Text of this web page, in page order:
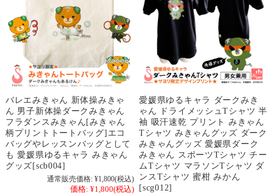
バレエみきゃん 新体操みきゃ
ん 男子新体操ダークみきゃん
フラダンスみきゃん[みきゃん
柄プリントトートバッグ]エコ
バッグやレッスンバッグとして
も 愛媛県ゆるキャラ みきゃん
グッズ[scb004]
通常販売価格: ¥1,800(税込)
価格: ¥1,800(税込)
愛媛県ゆるキャラ ダークみき
ゃん ドライメッシュTシャツ 半
袖 吸汗速乾 プリント みきゃん
Tシャツ みきゃんグッズ ダーク
みきゃんグッズ 愛媛県ダーク
みきゃん スポーツTシャツ チー
ムTシャツ マラソンTシャツ ダ
ンスTシャツ 蜜柑 みかん
[scg012]